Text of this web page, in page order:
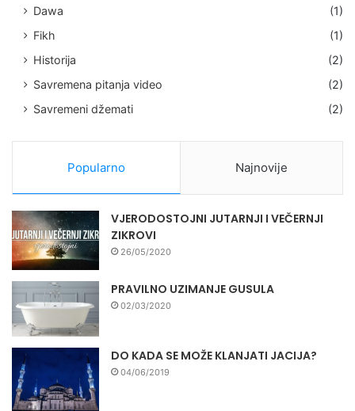
Dawa
(1)
Fikh
(1)
Historija
(2)
Savremena pitanja video
(2)
Savremeni džemati
(2)
Popularno Najnovije
VJERODOSTOJNI JUTARNJI I VEČERNJI
ZIKROVI
26/05/2020
PRAVILNO UZIMANJE GUSULA
02/03/2020
DO KADA SE MOŽE KLANJATI JACIJA?
04/06/2019